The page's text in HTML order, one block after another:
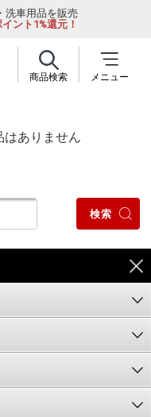
洗車用品を販売
ント1%還元！
商品検索 メニュー
はありません